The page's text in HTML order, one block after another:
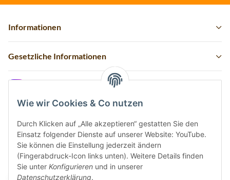
Wie wir Cookies & Co nutzen
Durch Klicken auf „Alle akzeptieren“ gestatten Sie den
Einsatz folgender Dienste auf unserer Website: YouTube.
Sie können die Einstellung jederzeit ändern
(Fingerabdruck-Icon links unten). Weitere Details finden
Sie unter Konfigurieren und in unserer
Datenschutzerklärung.
Informationen
Gesetzliche Informationen
Vertrag widerrufen
Sicher bezahlen via: